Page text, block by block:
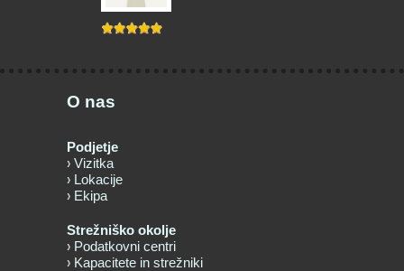
O nas
Podjetje
Vizitka
Lokacije
Ekipa
Strežniško okolje
Podatkovni centri
Kapacitete in strežniki